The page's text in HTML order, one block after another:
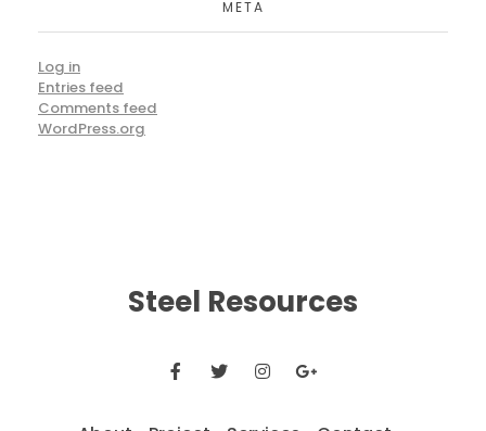
META
Log in
Entries feed
Comments feed
WordPress.org
Steel Resources